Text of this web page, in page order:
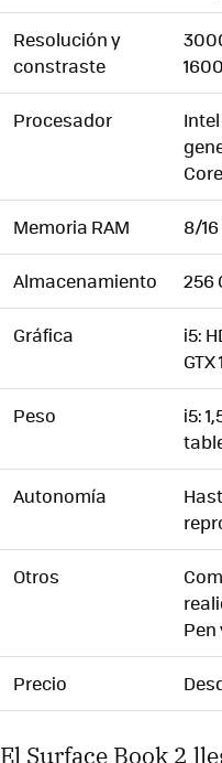
Resolución y
constraste
Procesador
Memoria RAM 8/16
Almacenamiento 256
Gráfica
i5:
Peso
i5:
Autonomía
Otros
Pen
Precio
El Surface Book 2